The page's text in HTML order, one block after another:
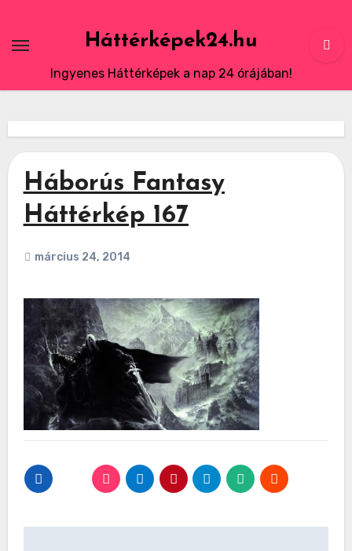
content
Háttérképek24.hu
Ingyenes Háttérképek a nap 24 órájában!
Háborús Fantasy
Háttérkép 167
március 24, 2014